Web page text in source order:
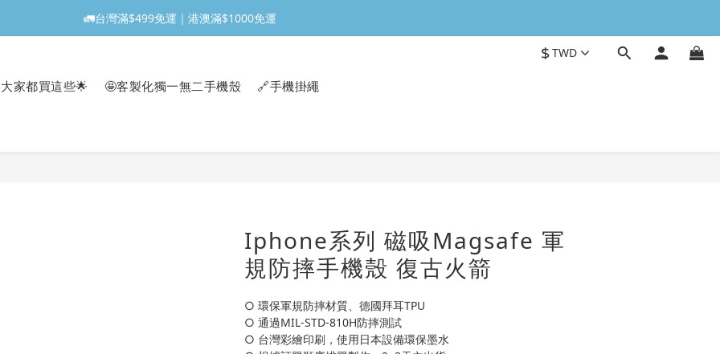
🚛台灣滿$499免運｜港澳滿$1000免運
$TWD
大家都買這些🌟 🤩客製化獨一無二手機殼 🔗手機掛繩
Iphone系列 磁吸Magsafe 軍
規防摔手機殼 復古火箭
○ 環保軍規防摔材質、德國拜耳TPU
○ 通過MIL-STD-810H防摔測試
○ 台灣彩繪印刷，使用日本設備環保墨水